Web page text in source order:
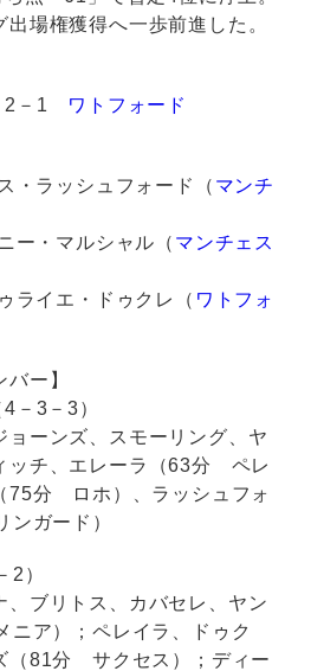
場権獲得へ一歩前進した。
－1 ワトフォード
ラッシュフォード（ マンチ
・マルシャル（ マンチェス
イエ・ドゥクレ（ ワトフォ
ー】
4－3－3）
ョーンズ、スモーリング、ヤ
ッチ、エレーラ（63分 ペレ
75分 ロホ）、ラッシュフォ
ガード）
2）
、ブリトス、カバセレ、ヤン
ア）；ペレイラ、ドゥク
（81分 サクセス）；ディー